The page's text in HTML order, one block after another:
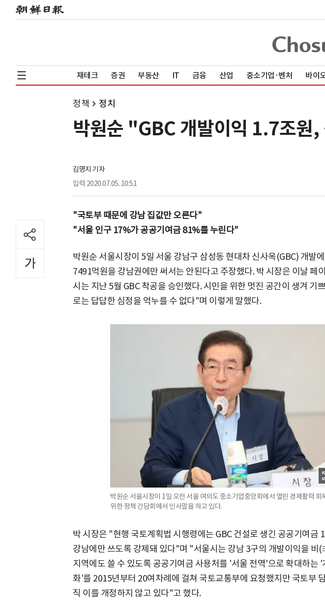
재테크 증권 부동산 IT 금융 산업 중소기업·벤처 바이
정책 정치
박원순 "GBC 개발이익 1.7조원
김명지 기자
입력 2020.07.05. 10:51
"국토부 때문에 강남 집값만 오른다"
"서울 인구 17%가 공공기여금 81%를 누린다"
박원순 서울시장이 5일 서울 강남구 삼성동 현대차 신사옥(GBC) 개발
7491억원을 강남권에만 써서는 안된다고 주장했다. 박 시장은 이날 페
시는 지난 5월 GBC 착공을 승인했다. 시민을 위한 멋진 공간이 생겨 기
로는 답답한 심정을 억누를 수 없다"며 이렇게 말했다.
박원순 서울시장이 1일 오전 서울 여의도 중소기업중앙회에서 열린 경제활력 회
위한 정책 간담회에서 인사말을 하고 있다.
박 시장은 "현행 국토계획법 시행령에는 GBC 건설로 생긴 공공기여금
강남에만 쓰도록 강제돼 있다"며 "서울시는 강남 3구의 개발이익을 비(
지역에도 쓸 수 있도록 공공기여금 사용처를 '서울 전역'으로 확대하는 '
화'를 2015년부터 20여차례에 걸쳐 국토교통부에 요청했지만 국토부
직 이를 개정하지 않고 있다"고 했다.